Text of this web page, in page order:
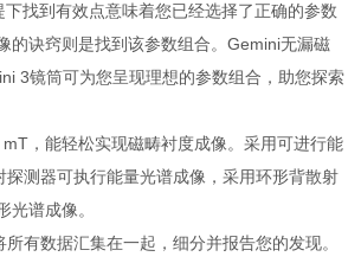
下找到有效点意味着您已经选择了正确的参数
的诀窍则是找到该参数组合。Gemini无漏磁
3镜筒可为您呈现理想的参数组合，助您探索
，能轻松实现磁畴衬度成像。采用可进行能
探测器可执行能量光谱成像，采用环形背散射
光谱成像。
有数据汇集在一起，细分并报告您的发现。